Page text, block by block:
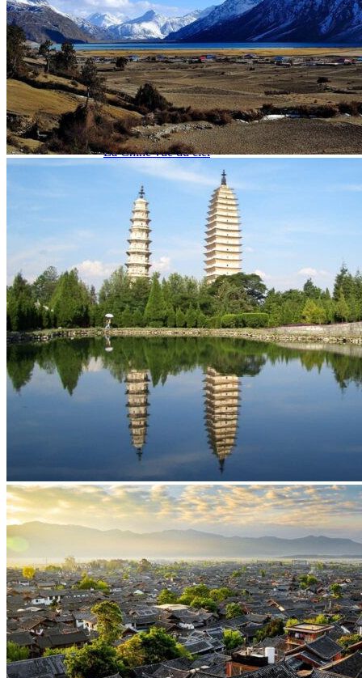
Voyages d’affaires en Chine
Voyage scolaire et culturel en Chine
La Chine & ses secrets
Présentation de la Chine
Cuisines de Chine
Les Minorités Ethniques Chinoises
Fêtes traditionnelles & vacances en Chine
Les signes astrologiques Chinois
Les plus belles montagnes de Chine
Les plus belles balades de Chine
La Chine vue du ciel
Visiter la Chine pour voir le monde
Les langues en Chine : une étonnante diversité
Préparer son voyage en Chine
Notre sélection d’hôtels en Chine
Météo & climat
Obtention Visa Voyage Chine
Comment communiquer depuis la Chine ?
Maîtrisez les mots essentiels
Transports en Chine
Vols directs vers la Chine
Voyager en train
Voyager en Chine avec votre drone
Vaccins pour votre voyage en Chine
Mal des montagnes
09 83 07 44 60